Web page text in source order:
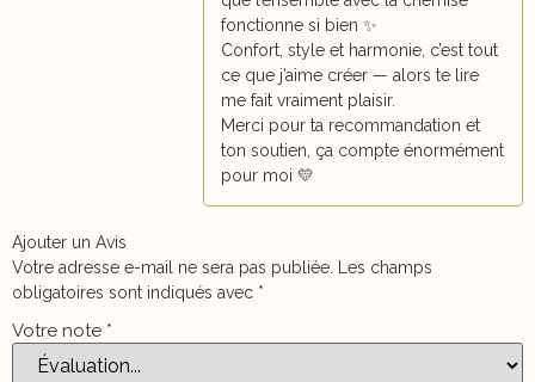
fonctionne si bien ✨
Confort, style et harmonie, c’est tout
ce que j’aime créer — alors te lire
me fait vraiment plaisir.
Merci pour ta recommandation et
ton soutien, ça compte énormément
pour moi 💛
Ajouter un Avis
Votre adresse e-mail ne sera pas publiée. Les champs
obligatoires sont indiqués avec *
Votre note *